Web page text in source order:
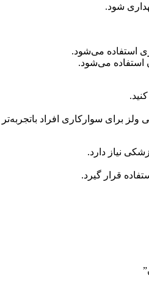
شود.
استفاده می‌شود.
استفاده می‌شود.
برای سوارکاری افراد
نیاز دارد.
قرار گیرد.